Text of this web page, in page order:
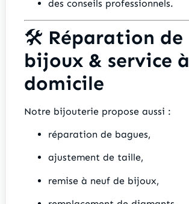
des conseils professionnels.
🛠️ Réparation de
bijoux & service à
domicile
Notre bijouterie propose aussi :
réparation de bagues,
ajustement de taille,
remise à neuf de bijoux,